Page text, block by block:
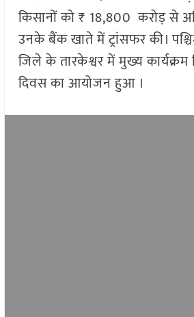
किसानों को ₹ 18,800 करोड़ से
उनके बैंक खाते में ट्रांसफर की।
जिले के तारकेश्वर में मुख्य
दिवस का आयोजन हुआ ।